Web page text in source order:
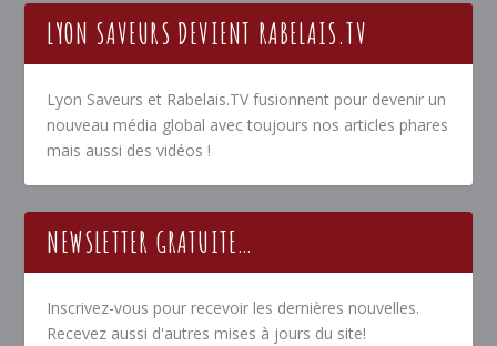
LYON SAVEURS DEVIENT RABELAIS.TV
Lyon Saveurs et Rabelais.TV fusionnent pour devenir un
nouveau média global avec toujours nos articles phares
mais aussi des vidéos !
NEWSLETTER GRATUITE…
Inscrivez-vous pour recevoir les dernières nouvelles.
Recevez aussi d'autres mises à jours du site!